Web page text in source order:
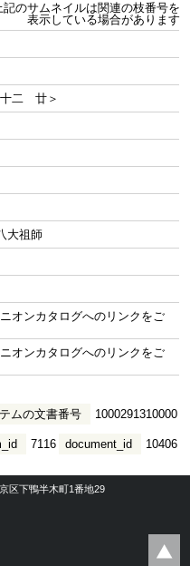
記のサムネイルは関連の枝番号を
表示している場合があります
十二 廿＞
大祖師
オンカタログへのリンクをご
オンカタログへのリンクをご
ムの文書番号 1000291310000
document_id 10406
7116
区下鴨半木町1番地29